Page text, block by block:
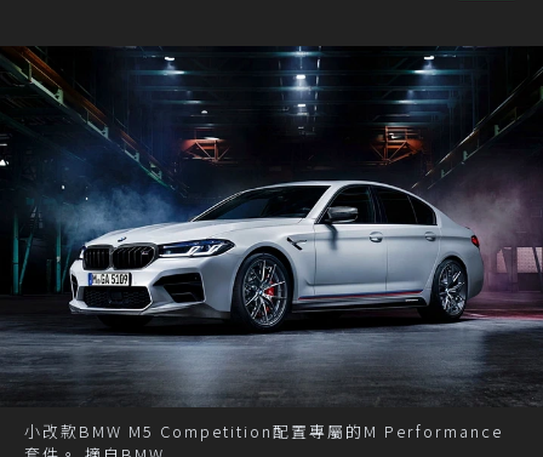
小改款BMW M5 Competition配置專屬的M Performance